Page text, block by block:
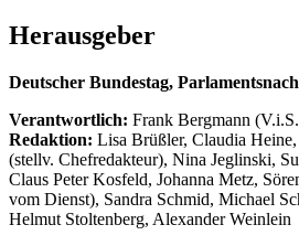
Herausgeber
Deutscher Bundestag,
Verantwortlich: Frank Bergmann
Redaktion: Lisa Brüßler, Claudia
(stellv. Chefredakteur), Nina Jeglinski,
Claus Peter Kosfeld, Johanna Metz,
vom Dienst), Sandra Schmid, Michael
Helmut Stoltenberg, Alexander Weinlein